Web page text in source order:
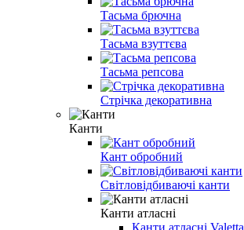
Тасьма брючна
Тасьма взуттєва
Тасьма репсова
Стрічка декоративна
Канти
Кант обробний
Світловідбиваючі канти
Канти атласні
Канти атласні Valetta